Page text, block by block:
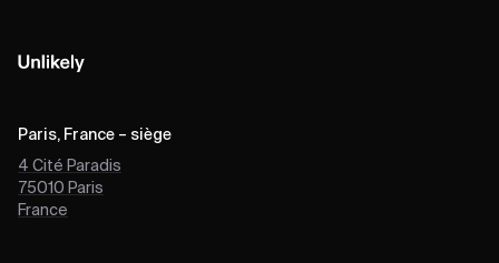
Paris, France – siège
4 Cité Paradis
75010 Paris
France